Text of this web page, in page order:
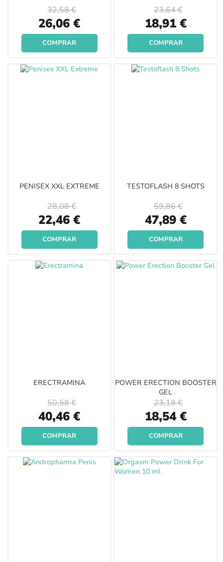
Special
Price
26,06 €
32,58 €
COMPRAR
Special
Price
18,91 €
23,64 €
COMPRAR
PENISEX XXL EXTREME
Special
Price
22,46 €
28,08 €
COMPRAR
TESTOFLASH 8 SHOTS
Special
Price
47,89 €
59,86 €
COMPRAR
ERECTRAMINA
Special
Price
40,46 €
50,58 €
COMPRAR
POWER ERECTION BOOSTER
GEL
Special
Price
18,54 €
23,18 €
COMPRAR